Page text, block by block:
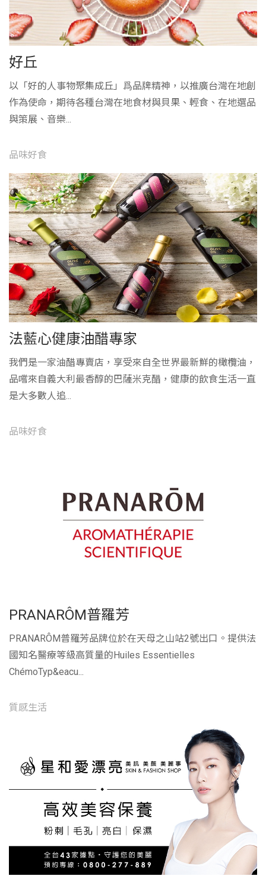
好丘
以「好的人事物聚集成丘」爲品牌精神，以推廣台灣在地創
作為使命，期待各種台灣在地食材與貝果、輕食、在地選品
與策展、音樂...
品味好食
法藍心健康油醋專家
我們是一家油醋專賣店，享受來自全世界最新鮮的橄欖油，
品嚐來自義大利最香醇的巴薩米克醋，健康的飲食生活一直
是大多數人追...
品味好食
PRANARÔM普羅芳
PRANARÔM普羅芳品牌位於在天母之山站2號出口。提供法
國知名醫療等級高質量的Huiles Essentielles
ChémoTyp&eacu...
質感生活